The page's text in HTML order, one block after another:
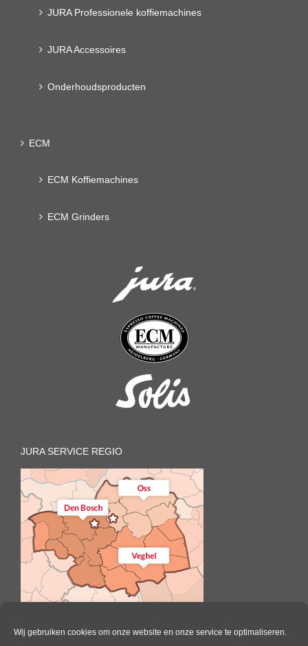
Wij gebruiken cookies om onze website en onze service te optimaliseren.
JURA Professionele koffiemachines
JURA Accessoires
Onderhoudsproducten
ECM
ECM Koffiemachines
ECM Grinders
JURA SERVICE REGIO